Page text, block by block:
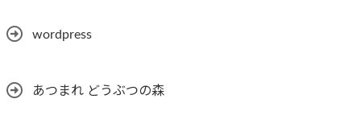
wordpress
あつまれ どうぶつの森